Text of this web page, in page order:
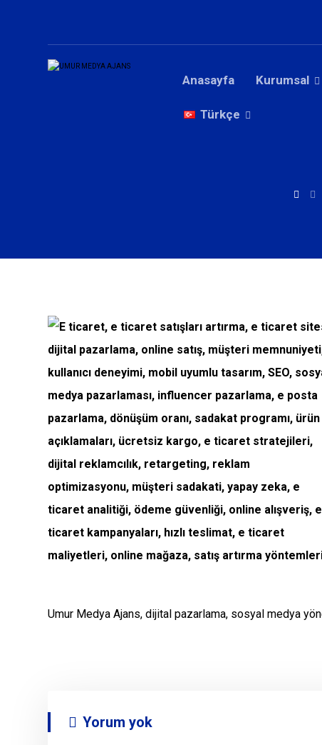
Anasayfa Kurumsal
Türkçe
Umur Medya Ajans, dijital pazarlama, sosyal medya
Yorum yok